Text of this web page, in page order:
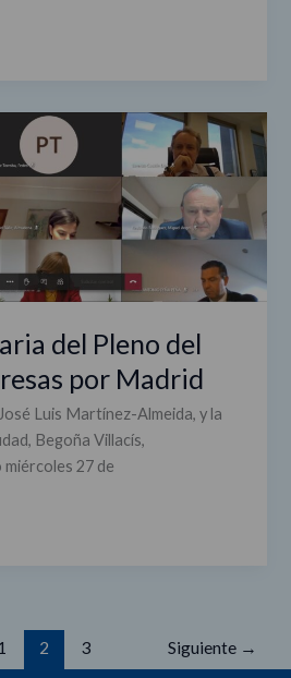
del Pleno del
por Madrid
Luis Martínez-Almeida, y la
Begoña Villacís,
27 de
2 3 Siguiente →